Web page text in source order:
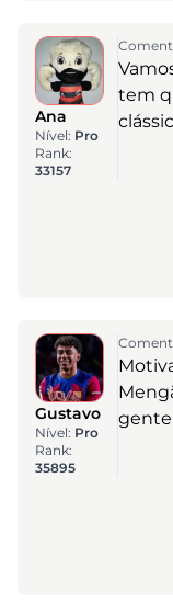
Ana
Nível: Pro
Rank:
33157
tem
Gustavo
Nível: Pro
Rank:
35895
gente